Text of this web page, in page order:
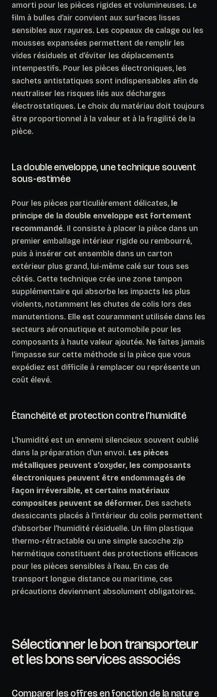
amorti pour les pièces rigides et volumineuses. Le
film à bulles d’air convient aux surfaces lisses
sensibles aux rayures. Les copeaux de calage ou les
mousses expansées permettent de remplir les
vides résiduels et d’éviter les déplacements
intempestifs. Pour les pièces électroniques, les
sachets antistatiques sont indispensables afin de
neutraliser les risques liés aux décharges
électrostatiques. Le choix du matériau doit toujours
être proportionnel à la valeur et à la fragilité de la
pièce.
La double enveloppe, une technique souvent
sous-estimée
Pour les pièces particulièrement délicates, le
principe de la double enveloppe est fortement
recommandé. Il consiste à placer la pièce dans un
premier emballage intérieur rigide ou rembourré,
puis à insérer cet ensemble dans un carton
extérieur plus grand, lui-même calé sur tous ses
côtés. Cette technique crée une zone tampon
supplémentaire qui absorbe les impacts les plus
violents, notamment les chutes de colis lors des
manutentions. Elle est couramment utilisée dans les
secteurs aéronautique et automobile pour les
composants à haute valeur ajoutée. Ne faites jamais
l’impasse sur cette méthode si la pièce que vous
expédiez est difficile à remplacer ou représente un
coût élevé.
Étanchéité et protection contre l’humidité
L’humidité est un ennemi silencieux souvent oublié
dans la préparation d’un envoi. Les pièces
métalliques peuvent s’oxyder, les composants
électroniques peuvent être endommagés de
façon irréversible, et certains matériaux
composites peuvent se déformer. Des sachets
dessiccants placés à l’intérieur du colis permettent
d’absorber l’humidité résiduelle. Un film plastique
thermo-rétractable ou une simple sacoche zip
hermétique constituent des protections efficaces
pour les pièces sensibles à l’eau. En cas de
transport longue distance ou maritime, ces
précautions deviennent absolument obligatoires.
Sélectionner le bon transporteur
et les bons services associés
Comparer les offres en fonction de la nature